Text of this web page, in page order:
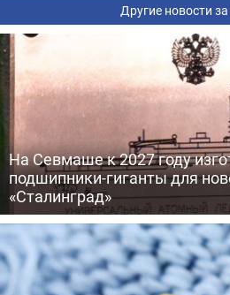
Другие новости за
На Севмаше к 2027 году
подшипники-гиганты для
«Сталинград»